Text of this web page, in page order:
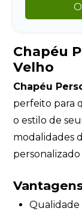
Chapéu
Velho
Chapéu
perfeito para
o estilo de
modalidades
Qualidade